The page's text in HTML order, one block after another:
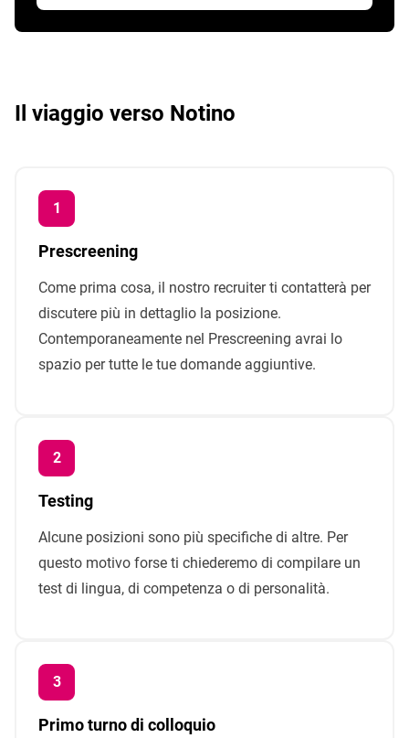
Il viaggio verso Notino
Prescreening
Come prima cosa, il nostro recruiter ti contatterà per
discutere più in dettaglio la posizione.
Contemporaneamente nel Prescreening avrai lo
spazio per tutte le tue domande aggiuntive.
Testing
Alcune posizioni sono più specifiche di altre. Per
questo motivo forse ti chiederemo di compilare un
test di lingua, di competenza o di personalità.
Primo turno di colloquio